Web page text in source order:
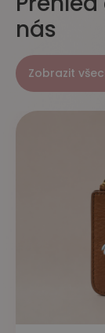
nás
Zobrazit